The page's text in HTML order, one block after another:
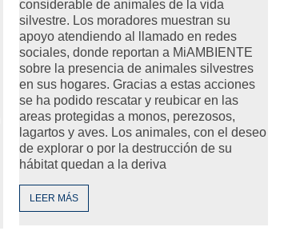
considerable de animales de la vida
silvestre. Los moradores muestran su
apoyo atendiendo al llamado en redes
sociales, donde reportan a MiAMBIENTE
sobre la presencia de animales silvestres
en sus hogares. Gracias a estas acciones
se ha podido rescatar y reubicar en las
areas protegidas a monos, perezosos,
lagartos y aves. Los animales, con el deseo
de explorar o por la destrucción de su
hábitat quedan a la deriva
LEER MÁS